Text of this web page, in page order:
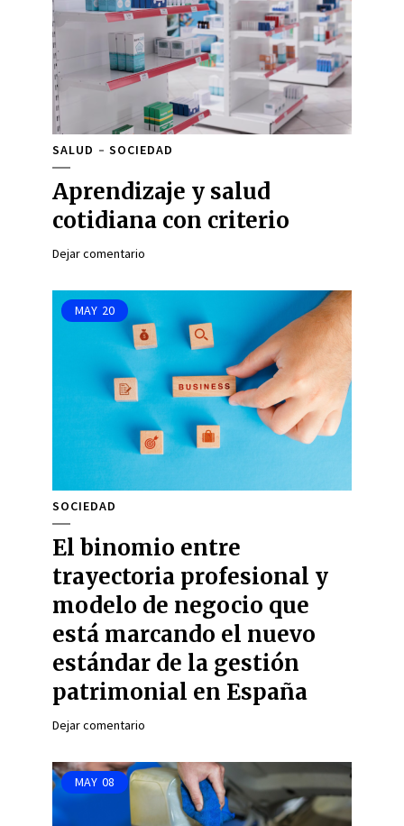
SALUD SOCIEDAD
Aprendizaje y salud
cotidiana con criterio
Dejar comentario
MAY 20
SOCIEDAD
El binomio entre
trayectoria profesional y
modelo de negocio que
está marcando el nuevo
estándar de la gestión
patrimonial en España
Dejar comentario
MAY 08